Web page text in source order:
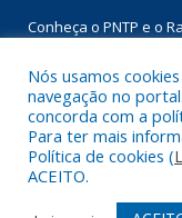
Conheça o PNTP e o
Todos os direitos
Nós usamos
navegação no
concorda com a
Para ter mais
Política de cookies (
ACEITO.